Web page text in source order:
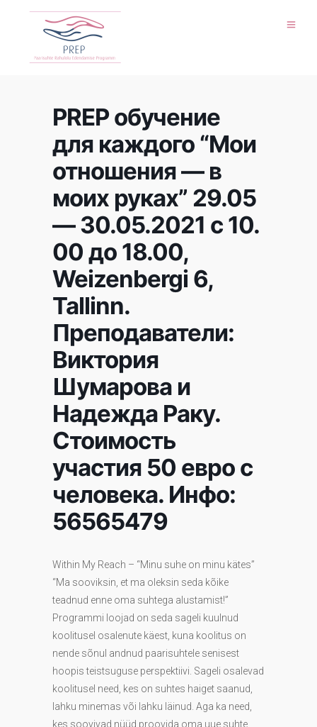
PREP обучение
для каждого “Мои
отношения — в
моих руках” 29.05
— 30.05.2021 с 10.
00 до 18.00,
Weizenbergi 6,
Tallinn.
Преподаватели:
Виктория
Шумарова и
Надежда Раку.
Стоимость
участия 50 евро с
человека. Инфо:
56565479
Within My Reach – “Minu suhe on minu kätes”
“Ma sooviksin, et ma oleksin seda kõike
teadnud enne oma suhtega alustamist!”
Programmi loojad on seda sageli kuulnud
koolitusel osalenute käest, kuna koolitus on
nende sõnul andnud paarisuhtele senisest
hoopis teistsuguse perspektiivi. Sageli osalevad
koolitusel need, kes on suhtes haiget saanud,
lahku minemas või lahku läinud. Aga ka need,
kes soovivad nüüd proovida oma uue suhte